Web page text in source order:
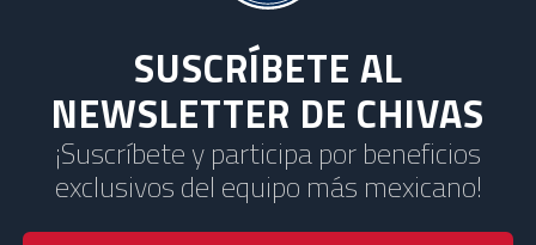
SUSCRÍBETE AL
NEWSLETTER DE CHIVAS
¡Suscríbete y participa por beneficios
exclusivos del equipo más mexicano!